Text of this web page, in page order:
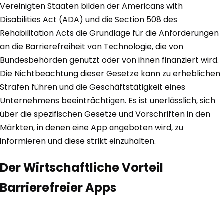
Vereinigten Staaten bilden der Americans with
Disabilities Act (ADA) und die Section 508 des
Rehabilitation Acts die Grundlage für die Anforderungen
an die Barrierefreiheit von Technologie, die von
Bundesbehörden genutzt oder von ihnen finanziert wird.
Die Nichtbeachtung dieser Gesetze kann zu erheblichen
Strafen führen und die Geschäftstätigkeit eines
Unternehmens beeinträchtigen. Es ist unerlässlich, sich
über die spezifischen Gesetze und Vorschriften in den
Märkten, in denen eine App angeboten wird, zu
informieren und diese strikt einzuhalten.
Der Wirtschaftliche Vorteil
Barrierefreier Apps